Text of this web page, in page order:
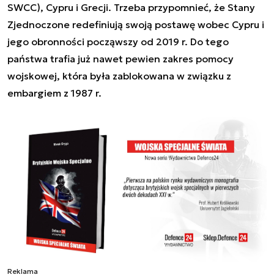
SWCC), Cypru i Grecji. Trzeba przypomnieć, że Stany
Zjednoczone redefiniują swoją postawę wobec Cypru i
jego obronności począwszy od 2019 r. Do tego
państwa trafia już nawet pewien zakres pomocy
wojskowej, która była zablokowana w związku z
embargiem z 1987 r.
Reklama